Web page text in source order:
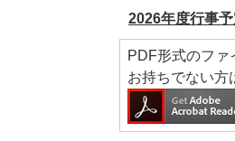
2026年度行事
PDF形式のファ
お持ちでない方